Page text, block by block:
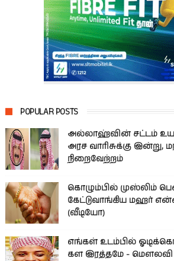
POPULAR POSTS
அல்லாஹ்வின் சட்டம்
அரச வாரிசுக்கு
நிறைவேற்றம்
கொழும்பில் முஸ்லிம்
கேட்டுவாங்கிய மஹர்
(வீடியோ)
எங்கள் உடம்பில்
கள இரத்­தமே -